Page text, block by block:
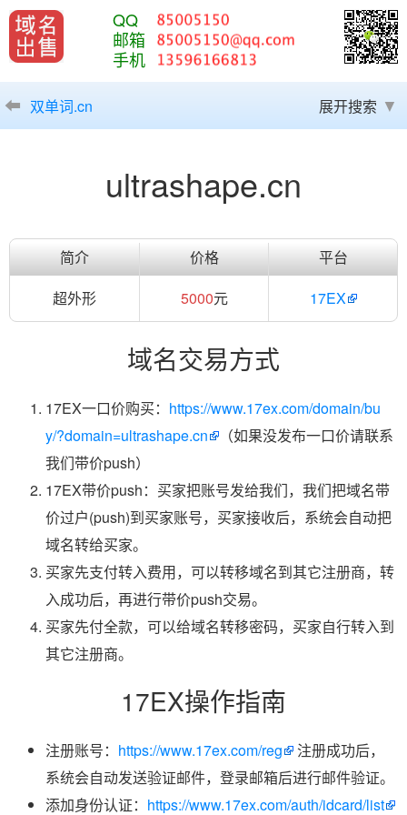
QQ
邮箱
手机
双单词.cn 展开搜索
ultrashape.cn
简介 价格
平台
超外形
5000元 17EX
域名交易方式
17EX一口价购买： https://www.17ex.com/domain/bu
y/?domain=ultrashape.cn
（如果没发布一口价请联系
我们带价push）
17EX带价push：买家把账号发给我们，我们把域名带
价过户(push)到买家账号，买家接收后，系统会自动把
域名转给买家。
买家先支付转入费用，可以转移域名到其它注册商，转
入成功后，再进行带价push交易。
买家先付全款，可以给域名转移密码，买家自行转入到
其它注册商。
17EX操作指南
注册账号： https://www.17ex.com/reg
注册成功后，
系统会自动发送验证邮件，登录邮箱后进行邮件验证。
添加身份认证： https://www.17ex.com/auth/idcard/list